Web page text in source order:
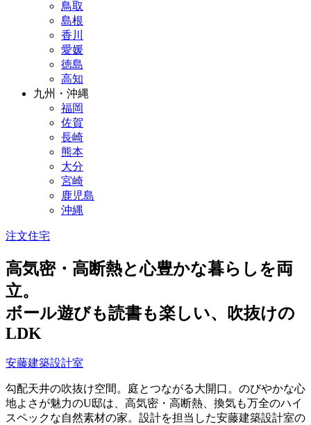
鳥取
島根
香川
愛媛
徳島
高知
九州・沖縄
福岡
佐賀
長崎
熊本
大分
宮崎
鹿児島
沖縄
注文住宅
高気密・高断熱と心豊かな暮らしを両
立。
ボール遊びも読書も楽しい、吹抜けの
LDK
安藤建築設計室
勾配天井の吹抜け空間。庭とつながる大開口。のびやかな心
地よさが魅力のU邸は、高気密・高断熱、換気も万全のハイ
スペックな自然素材の家。設計を担当した安藤建築設計室の